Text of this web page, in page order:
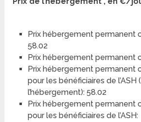
Prix hébergement permanent
58.02
Prix hébergement permanent
Prix hébergement permanent
pour les bénéficiaires de l’ASH
l’hébergement): 58.02
Prix hébergement permanent
pour les bénéficiaires de l’ASH: